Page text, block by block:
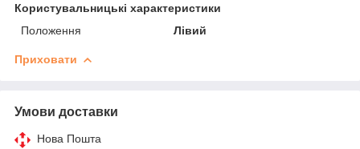
Користувальницькі характеристики
Положення
Лівий
Приховати
Умови доставки
Нова Пошта